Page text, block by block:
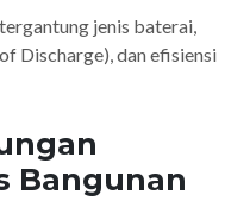
jenis baterai,
Discharge), dan efisiensi
Bangunan